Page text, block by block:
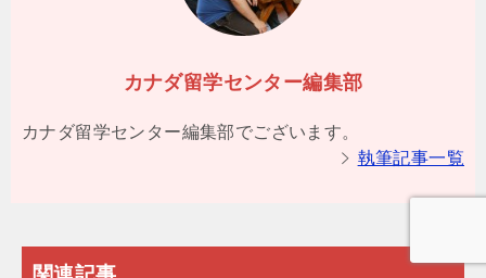
カナダ留学センター編集部
カナダ留学センター編集部でございます。
執筆記事一覧